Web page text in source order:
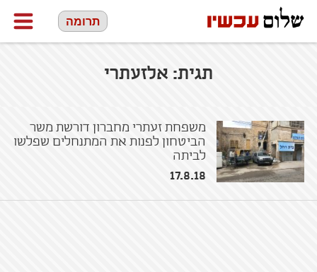
תרומה
תגית: אלזעתרי
משפחת זעתרי מחברון דורשת משר
הביטחון לפנות את המתנחלים שפלשו
לביתה
17.8.18